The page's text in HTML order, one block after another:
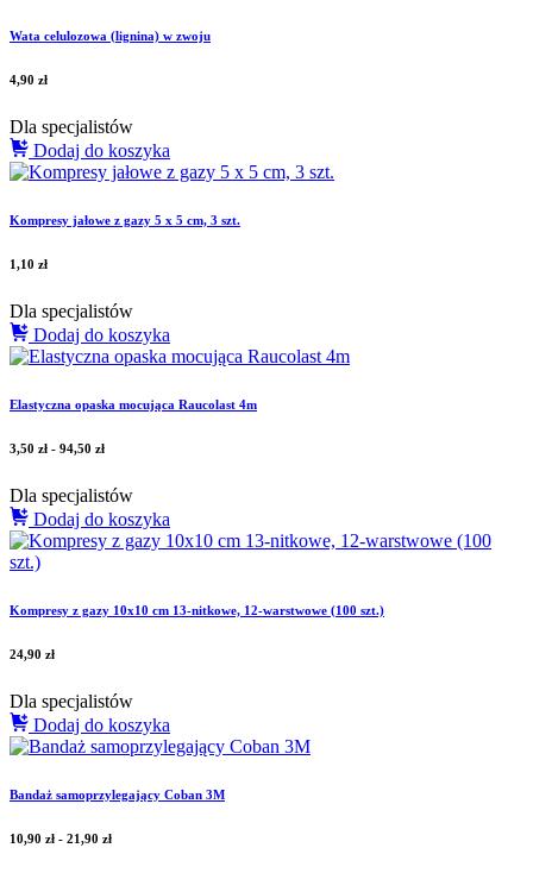
Wata celulozowa (lignina) w zwoju
4,90 zł
Dla specjalistów
Dodaj do koszyka
Kompresy jałowe z gazy 5 x 5 cm, 3 szt.
1,10 zł
Dla specjalistów
Dodaj do koszyka
Elastyczna opaska mocująca Raucolast 4m
3,50 zł - 94,50 zł
Dla specjalistów
Dodaj do koszyka
Kompresy z gazy 10x10 cm 13-nitkowe, 12-warstwowe (100 szt.)
24,90 zł
Dla specjalistów
Dodaj do koszyka
Bandaż samoprzylegający Coban 3M
10,90 zł - 21,90 zł